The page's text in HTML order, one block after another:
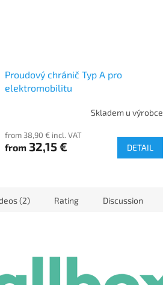
Proudový chránič Typ A pro
elektromobilitu
Skladem u výrobce
from 38,90 € incl. VAT
from32,15 € DETAIL
(2) Rating Discussion